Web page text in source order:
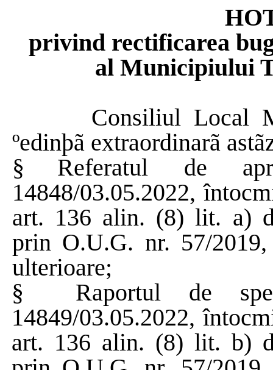
privind rectificarea
al Municipiului
Consiliul Local
ºedinþã extraordinarã
§
Referatul de
14848/03.05.2022,
art. 136 alin. (8) lit. a)
prin O.U.G. nr. 57/
ulterioare;
§
Raportul de
14849/03.05.2022,
art. 136 alin. (8) lit. b)